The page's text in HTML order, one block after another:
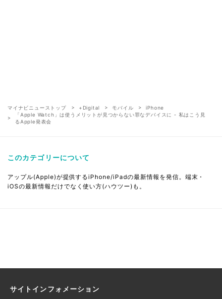
マイナビニューストップ +Digital モバイル
iPhone
「Apple Watch」は使うメリットが見つからない罪なデバイスに - 私はこう見
るApple発表会
このカテゴリーについて
アップル(Apple)が提供するiPhone/iPadの最新情報を発信。端末・
iOSの最新情報だけでなく使い方(ハウツー)も。
サイトインフォメーション